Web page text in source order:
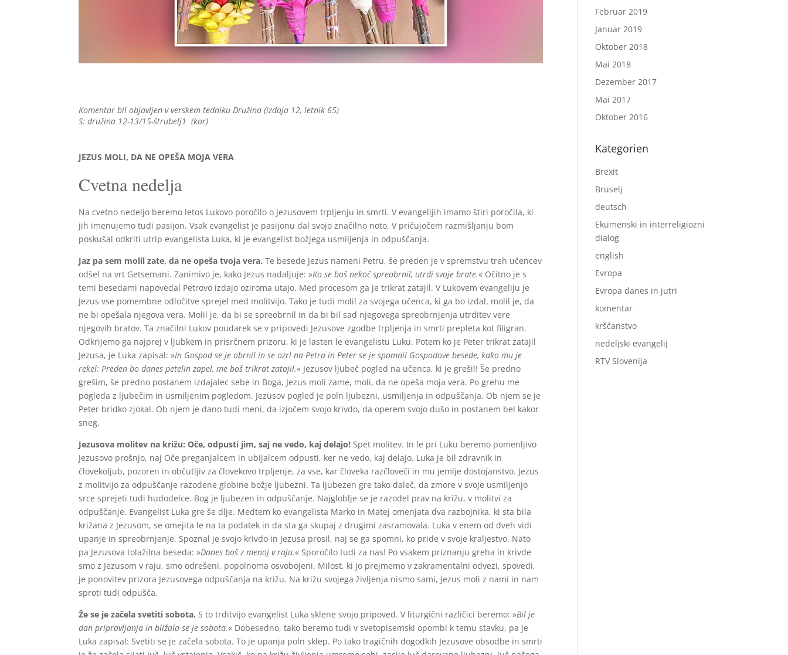
Komentar bil objavljen v verskem tedniku Družina (izdaja 12, letnik 65)
S: družina 12-13/15-štrubelj1 (kor)
JEZUS MOLI, DA NE OPEŠA MOJA VERA
Cvetna nedelja
Na cvetno nedeljo beremo letos Lukovo poročilo o Jezusovem trpljenju in smrti. V evangelijih imamo štiri poročila, ki
jih imenujemo tudi pasijon. Vsak evangelist je pasijonu dal svojo značilno noto. V pričujočem razmišljanju bom
poskušal odkriti utrip evangelista Luka, ki je evangelist božjega usmiljenja in odpuščanja.
Jaz pa sem molil zate, da ne opeša tvoja vera. Te besede Jezus nameni Petru, še preden je v spremstvu treh učencev
odšel na vrt Getsemani. Zanimivo je, kako Jezus nadaljuje: »Ko se boš nekoč spreobrnil, utrdi svoje brate.« Očitno je s
temi besedami napovedal Petrovo izdajo oziroma utajo. Med procesom ga je trikrat zatajil. V Lukovem evangeliju je
Jezus vse pomembne odločitve sprejel med molitvijo. Tako je tudi molil za svojega učenca, ki ga bo izdal, molil je, da
ne bi opešala njegova vera. Molil je, da bi se spreobrnil in da bi bil sad njegovega spreobrnjenja utrditev vere
njegovih bratov. Ta značilni Lukov poudarek se v pripovedi Jezusove zgodbe trpljenja in smrti prepleta kot filigran.
Odkrijemo ga najprej v ljubkem in prisrčnem prizoru, ki je lasten le evangelistu Luku. Potem ko je Peter trikrat zatajil
Jezusa, je Luka zapisal: »In Gospod se je obrnil in se ozrl na Petra in Peter se je spomnil Gospodove besede, kako mu je
rekel: Preden bo danes petelin zapel, me boš trikrat zatajil.« Jezusov ljubeč pogled na učenca, ki je grešil! Še predno
grešim, še predno postanem izdajalec sebe in Boga, Jezus moli zame, moli, da ne opeša moja vera. Po grehu me
pogleda z ljubečim in usmiljenim pogledom. Jezusov pogled je poln ljubezni, usmiljenja in odpuščanja. Ob njem se je
Peter bridko zjokal. Ob njem je dano tudi meni, da izjočem svojo krivdo, da operem svojo dušo in postanem bel kakor
sneg.
Jezusova molitev na križu: Oče, odpusti jim, saj ne vedo, kaj delajo! Spet molitev. In le pri Luku beremo pomenljivo
Jezusovo prošnjo, naj Oče preganjalcem in ubijalcem odpusti, ker ne vedo, kaj delajo. Luka je bil zdravnik in
človekoljub, pozoren in občutljiv za človekovo trpljenje, za vse, kar človeka razčloveči in mu jemlje dostojanstvo. Jezus
z molitvijo za odpuščanje razodene globine božje ljubezni. Ta ljubezen gre tako daleč, da zmore v svoje usmiljenjo
srce sprejeti tudi hudodelce. Bog je ljubezen in odpuščanje. Najgloblje se je razodel prav na križu, v molitvi za
odpuščanje. Evangelist Luka gre še dlje. Medtem ko evangelista Marko in Matej omenjata dva razbojnika, ki sta bila
križana z Jezusom, se omejita le na ta podatek in da sta ga skupaj z drugimi zasramovala. Luka v enem od dveh vidi
upanje in spreobrnjenje. Spoznal je svojo krivdo in Jezusa prosil, naj se ga spomni, ko pride v svoje kraljestvo. Nato
pa Jezusova tolažilna beseda: »Danes boš z menoj v raju.« Sporočilo tudi za nas! Po vsakem priznanju greha in krivde
smo z Jezusom v raju, smo odrešeni, popolnoma osvobojeni. Milost, ki jo prejmemo v zakramentalni odvezi, spovedi,
je ponovitev prizora Jezusovega odpuščanja na križu. Na križu svojega življenja nismo sami, Jezus moli z nami in nam
sproti tudi odpušča.
Že se je začela svetiti sobota. S to trditvijo evangelist Luka sklene svojo pripoved. V liturgični različici beremo: »Bil je
dan pripravljanja in bližala se je sobota.« Dobesedno, tako beremo tudi v svetopisemski opombi k temu stavku, pa je
Luka zapisal: Svetiti se je začela sobota. To je upanja poln sklep. Po tako tragičnih dogodkih Jezusove obsodbe in smrti
Februar 2019
Januar 2019
Oktober 2018
Mai 2018
Dezember 2017
Mai 2017
Oktober 2016
Kategorien
Brexit
Bruselj
deutsch
Ekumenski in interreligiozni
dialog
english
Evropa
Evropa danes in jutri
komentar
krščanstvo
nedeljski evangelij
RTV Slovenija